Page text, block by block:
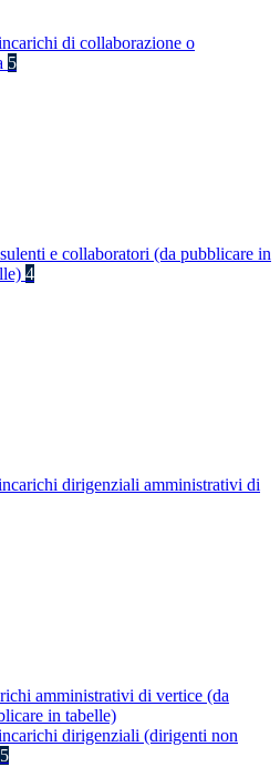
di collaborazione o
5
e collaboratori (da pubblicare in
4
dirigenziali amministrativi di
amministrativi di vertice (da
in tabelle)
dirigenziali (dirigenti non